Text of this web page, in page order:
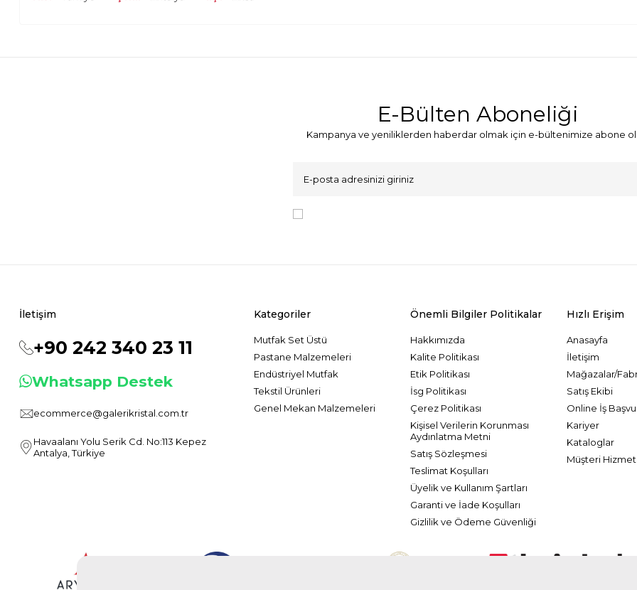
E-Bülten Aboneliği
Kampanya ve yeniliklerden haberdar olmak için e-bültenimize abone
İletişim
+90 242 340 23 11
Whatsapp Destek
ecommerce@galerikristal.com.tr
Havaalanı Yolu Serik Cd. No:113 Kepez
Antalya, Türkiye
Kategoriler
Mutfak Set Üstü
Pastane Malzemeleri
Endüstriyel Mutfak
Tekstil Ürünleri
Genel Mekan Malzemeleri
Önemli Bilgiler Politikalar
Hakkımızda
Kalite Politikası
Etik Politikası
İsg Politikası
Çerez Politikası
Kişisel Verilerin Korunması
Aydınlatma Metni
Satış Sözleşmesi
Teslimat Koşulları
Üyelik ve Kullanım Şartları
Garanti ve İade Koşulları
Gizlilik ve Ödeme Güvenliği
Hızlı Erişim
Anasayfa
İletişim
Mağazalar/
Satış Ekibi
Online İş
Kariyer
Kataloglar
Müşteri